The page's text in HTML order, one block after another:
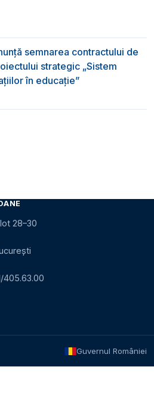
semnarea contractului de
strategic „Sistem
în educație”
28–30
405.63.00
Guvernul României